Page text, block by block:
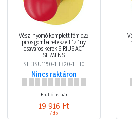
Vész-nyomó komplett fém d22
piros gomba reteszelt 1z 1ny
csavaros kerek SIRIUS ACT
SIEMENS
SIE3SU1150-1HB20-1FH0
Nincs raktáron
Bruttó listaár
19 916 Ft
/ db